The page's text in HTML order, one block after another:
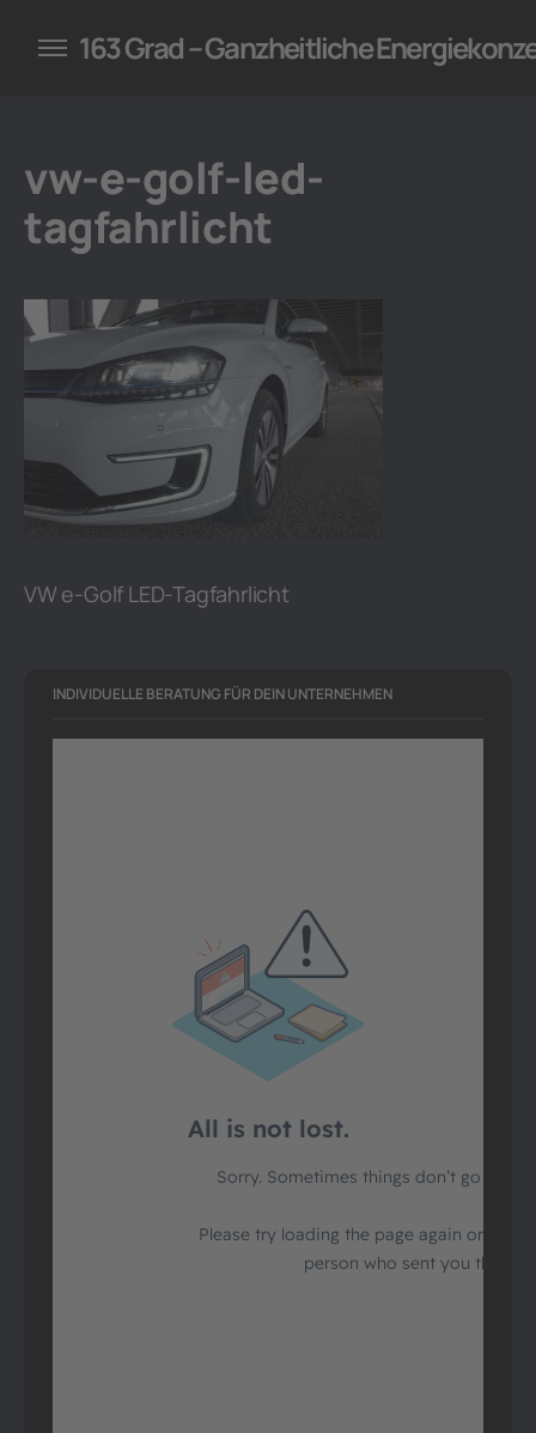
für Unternehmen
163 Grad – Ganzheitliche
vw-e-golf-led-
tagfahrlicht
VW e-Golf LED-Tagfahrlicht
INDIVIDUELLE BERATUNG FÜR DEIN UNTERNEHMEN